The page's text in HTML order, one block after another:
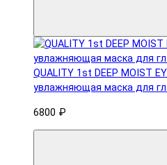
QUALITY 1st DEEP MOIST
увлажняющая маска для
6800 ₽